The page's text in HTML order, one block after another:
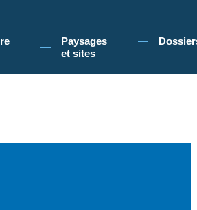
l'utilisation de cookies pour vous
Paysages
et sites